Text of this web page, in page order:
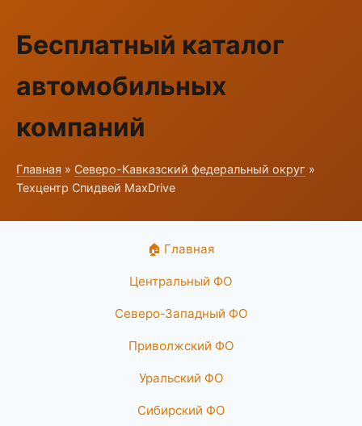
Бесплатный каталог
автомобильных
компаний
Главная » Северо-Кавказский федеральный округ »
Техцентр Спидвей MaxDrive
🏠 Главная
Центральный ФО
Северо-Западный ФО
Приволжский ФО
Уральский ФО
Сибирский ФО